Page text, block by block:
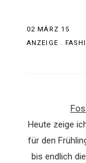
02 MÄRZ 15
ANZEIGE .
Heute zeige
für den
bis endlich